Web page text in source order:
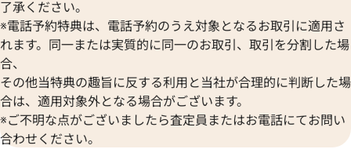
了承ください。
※電話予約特典は、電話予約のうえ対象となるお取引に適用さ
れます。同一または実質的に同一のお取引、取引を分割した場
合、
その他当特典の趣旨に反する利用と当社が合理的に判断した場
合は、適用対象外となる場合がございます。
※ご不明な点がございましたら査定員またはお電話にてお問い
合わせください。